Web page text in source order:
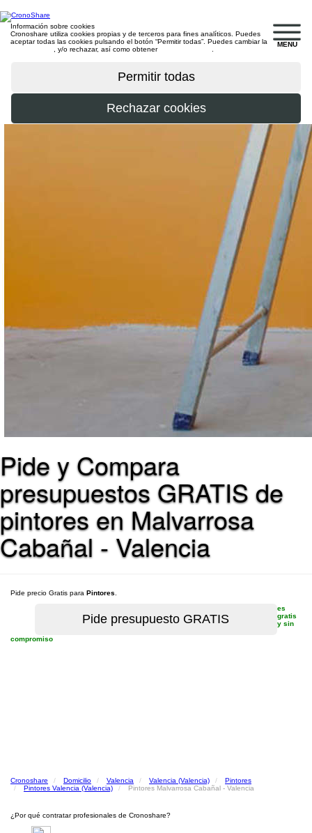
MENU
Información sobre cookies
Cronoshare utiliza cookies propias y de terceros para fines analíticos. Puedes
aceptar todas las cookies pulsando el botón “Permitir todas”. Puedes cambiar la
, y/o rechazar, así como obtener
Pide y Compara
presupuestos GRATIS de
pintores en Malvarrosa
Cabañal - Valencia
Pide precio Gratis para Pintores
es
gratis
y sin
compromiso
Cronoshare Domicilio Valencia Valencia (Valencia)
Pintores
Pintores Valencia (Valencia)
Pintores Malvarrosa Cabañal - Valencia
¿Por qué contratar profesionales de Cronoshare?